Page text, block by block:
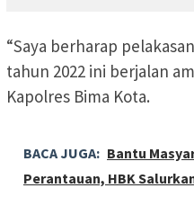
“Saya berharap
tahun 2022 ini berjalan
Kapolres Bima Kota.
BACA JUGA: Bantu
Perantauan, HBK